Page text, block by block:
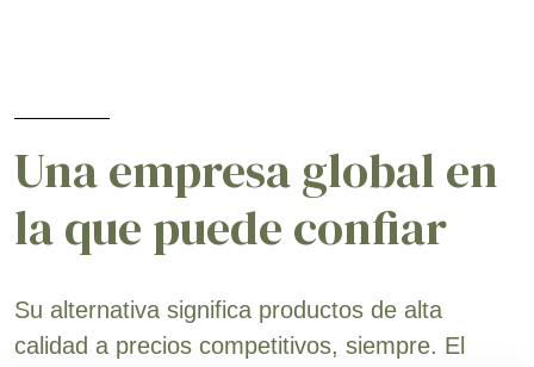
Una empresa global en
la que puede confiar
Su alternativa significa productos de alta
calidad a precios competitivos, siempre. El